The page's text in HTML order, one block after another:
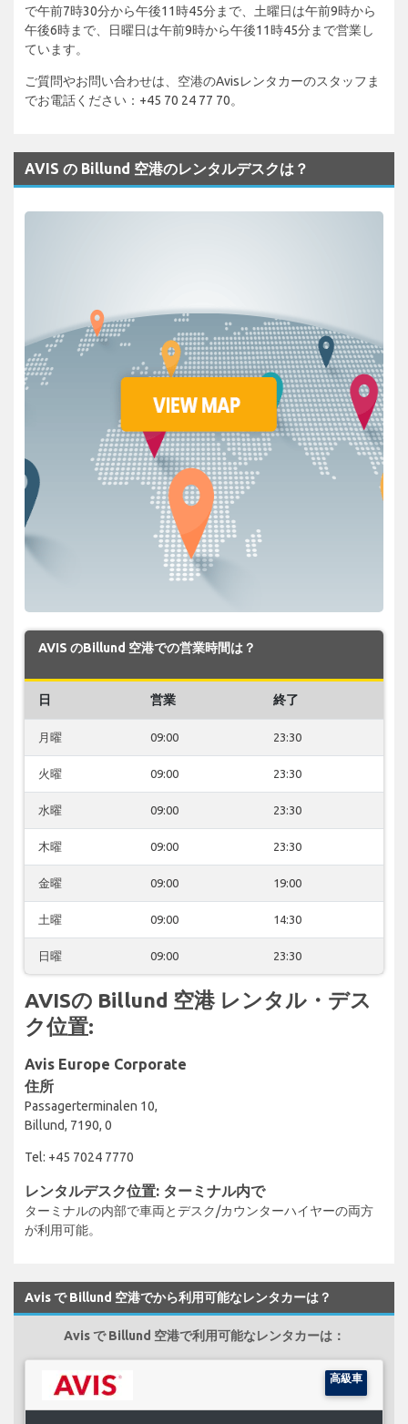
で午前7時30分から午後11時45分まで、土曜日は午前9時から
午後6時まで、日曜日は午前9時から午後11時45分まで営業し
ています。
ご質問やお問い合わせは、空港のAvisレンタカーのスタッフま
でお電話ください：+45 70 24 77 70。
AVIS の Billund 空港のレンタルデスクは？
AVIS のBillund 空港での営業時間は？
日 営業 終了
月曜 09:00 23:30
火曜 09:00 23:30
水曜 09:00 23:30
木曜 09:00 23:30
金曜 09:00 19:00
土曜 09:00 14:30
日曜 09:00 23:30
AVISの Billund 空港 レンタル・デス
ク位置:
Avis Europe Corporate
住所
Passagerterminalen 10,
Billund, 7190, 0
Tel: +45 7024 7770
レンタルデスク位置: ターミナル内で
ターミナルの内部で車両とデスク/カウンターハイヤーの両方
が利用可能。
Avis で Billund 空港でから利用可能なレンタカーは？
Avis で Billund 空港で利用可能なレンタカーは：
高級車